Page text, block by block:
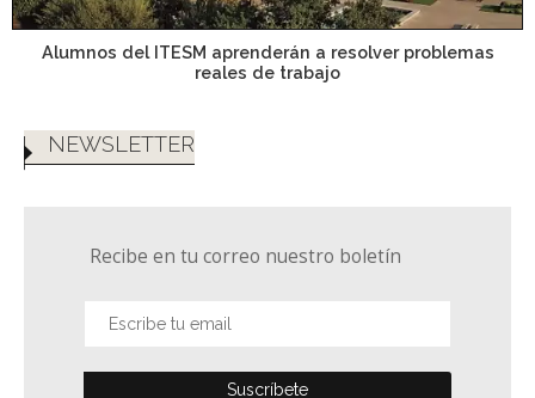
Alumnos del ITESM aprenderán a resolver problemas
reales de trabajo
NEWSLETTER
Recibe en tu correo nuestro boletín